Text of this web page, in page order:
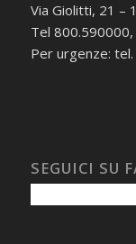
Via Giolitti, 21 –
Tel
Per urgenze:
SEGUICI SU